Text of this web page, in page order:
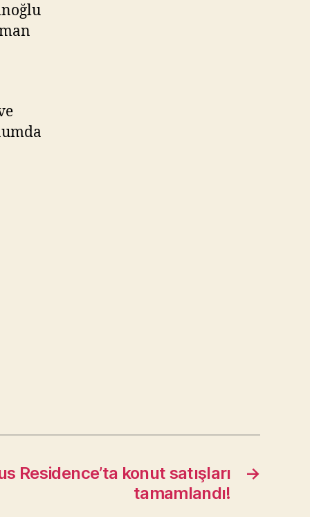
→
Residence’ta konut satışları
tamamlandı!